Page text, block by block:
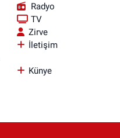
Radyo
TV
Zirve
İletişim
Künye